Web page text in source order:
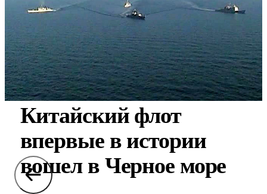
Китайский флот
впервые в истории
вошел в Черное море